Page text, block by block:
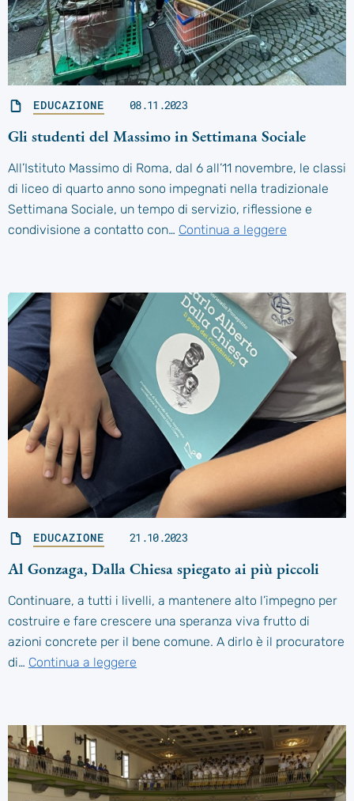
EDUCAZIONE 08.11.2023
Gli studenti del Massimo in Settimana Sociale
All’Istituto Massimo di Roma, dal 6 all’11 novembre, le classi
di liceo di quarto anno sono impegnati nella tradizionale
Settimana Sociale, un tempo di servizio, riflessione e
condivisione a contatto con… Continua a leggere
EDUCAZIONE 21.10.2023
Al Gonzaga, Dalla Chiesa spiegato ai più piccoli
Continuare, a tutti i livelli, a mantenere alto l’impegno per
costruire e fare crescere una speranza viva frutto di
azioni concrete per il bene comune. A dirlo è il procuratore
di… Continua a leggere